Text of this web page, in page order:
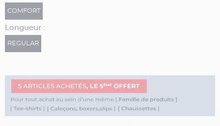
COMFORT
Longueur :
REGULAR